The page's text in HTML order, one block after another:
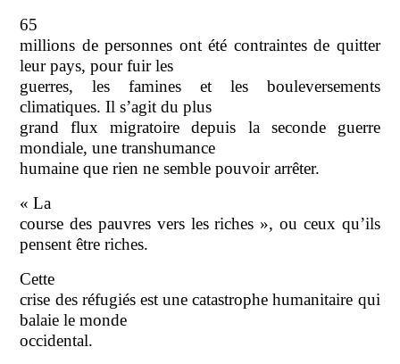
65
millions de personnes ont été contraintes de quitter
leur pays, pour fuir les
guerres, les famines et les bouleversements
climatiques. Il s’agit du plus
grand flux migratoire depuis la seconde guerre
mondiale, une transhumance
humaine que rien ne semble pouvoir arrêter.
« La
course des pauvres vers les riches », ou ceux qu’ils
pensent être riches.
Cette
crise des réfugiés est une catastrophe humanitaire qui
balaie le monde
occidental.